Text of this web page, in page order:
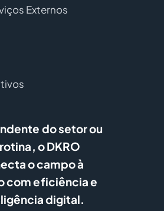
Externos
do setor ou
o DKRO
o campo à
com eficiência e
digital.